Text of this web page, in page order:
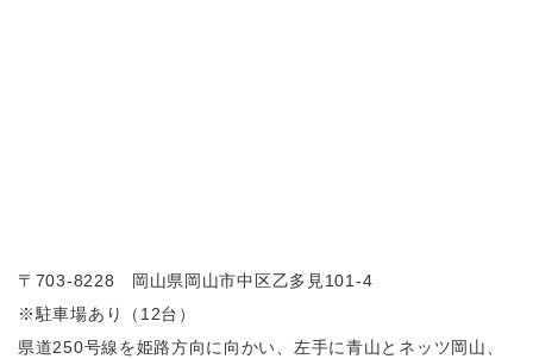
〒703-8228 岡山県岡山市中区乙多見101-4
※駐車場あり（12台）
県道250号線を姫路方向に向かい、左手に青山とネッツ岡山、